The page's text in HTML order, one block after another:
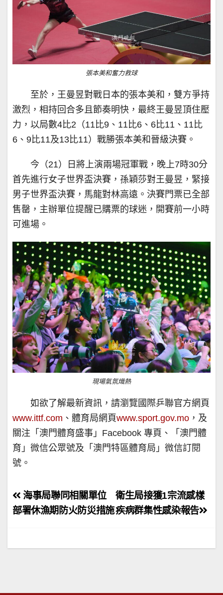
張本美和奮力救球
至於，王曼昱對戰日本的張本美和，雙方爭持
激烈，相持回合多且節奏明快，最終王曼昱頂住壓
力，以局數4比2（11比9、11比6、6比11、11比
6、9比11及13比11）戰勝張本美和晉級決賽。
今（21）日將上演兩場冠軍戰，晚上7時30分
首先進行女子世界盃決賽，孫穎莎對王曼昱，緊接
男子世界盃決賽，馬龍對林高遠。決賽門票已全部
售罄，主辦單位提醒已購票的球迷，開賽前一小時
可進場。
現場氣氛熾熱
如欲了解最新資訊，請瀏覽國際乒聯官方網頁
www.ittf.com 、體育局網頁www.sport.gov.mo ，及
關注「澳門體育盛事」Facebook 專頁、「澳門體
育」微信公眾號及「澳門特區體育局」微信訂閱
號。
文
章
覽
衛生局接獲1宗流感樣
疾病群集性感染報告
海事局聯同相關單位
部署休漁期防火防災措施